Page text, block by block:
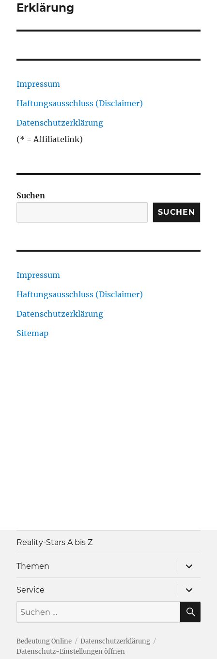
Erklärung
Impressum
Haftungsausschluss (Disclaimer)
Datenschutzerklärung
(* = Affiliatelink)
Suchen
SUCHEN
Impressum
Haftungsausschluss (Disclaimer)
Datenschutzerklärung
Sitemap
Reality-Stars A bis Z
Themen
anzeigen
Service
anzeigen
Suche
nach:
Bedeutung Online
Datenschutzerklärung
Datenschutz-Einstellungen öffnen